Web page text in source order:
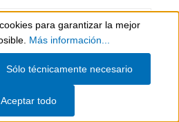
para garantizar la mejor
Más información...
Sólo técnicamente necesario
Aceptar todo